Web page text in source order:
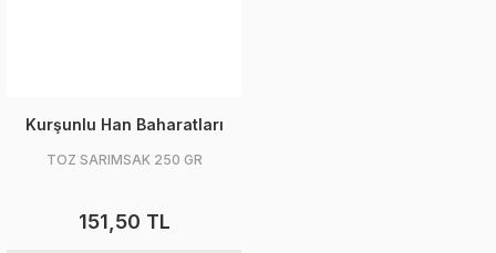
Kurşunlu Han Baharatları
TOZ SARIMSAK 250 GR
151,50 TL